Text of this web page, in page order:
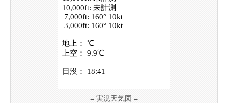
= 実況天気図 =